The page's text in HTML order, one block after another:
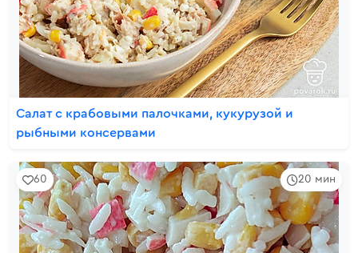
Салат с крабовыми палочками, кукурузой и
рыбными консервами
20 мин
60